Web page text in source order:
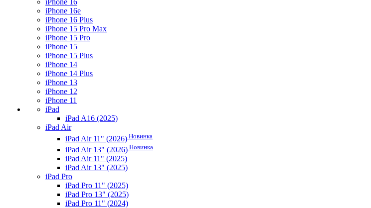
iPhone 16
iPhone 16e
iPhone 16 Plus
iPhone 15 Pro Max
iPhone 15 Pro
iPhone 15
iPhone 15 Plus
iPhone 14
iPhone 14 Plus
iPhone 13
iPhone 12
iPhone 11
iPad
iPad A16 (2025)
iPad Air
iPad Air 11" (2026) Новинка
iPad Air 13" (2026) Новинка
iPad Air 11" (2025)
iPad Air 13" (2025)
iPad Pro
iPad Pro 11" (2025)
iPad Pro 13" (2025)
iPad Pro 11" (2024)